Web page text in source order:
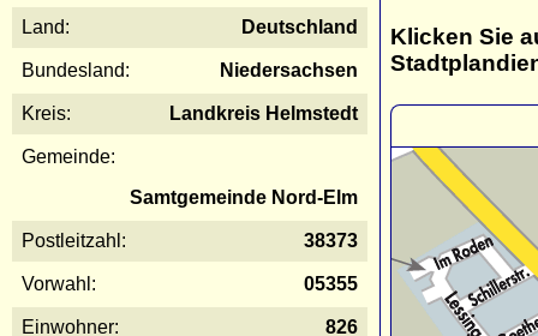
Land: Deutschland
Bundesland: Niedersachsen
Kreis: Landkreis Helmstedt
Gemeinde:
Samtgemeinde Nord-Elm
Postleitzahl: 38373
Vorwahl: 05355
Einwohner: 826
Klicken Sie